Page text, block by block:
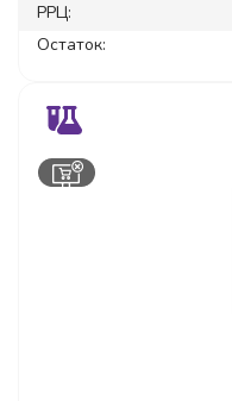
РРЦ:
Остаток: